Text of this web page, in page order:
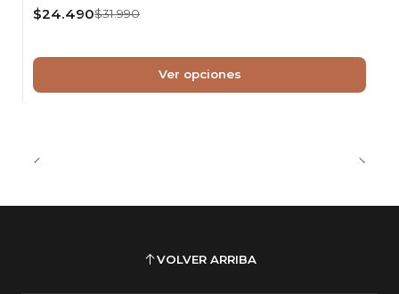
$24.490$31.990
Ver opciones
VOLVER ARRIBA